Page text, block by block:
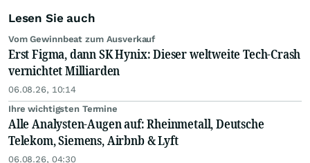
Lesen Sie auch
Vom Gewinnbeat zum Ausverkauf
Erst Figma, dann SK Hynix: Dieser weltweite Tech-Crash
vernichtet Milliarden
06.08.26, 10:14
Ihre wichtigsten Termine
Alle Analysten-Augen auf: Rheinmetall, Deutsche
Telekom, Siemens, Airbnb & Lyft
06.08.26, 04:30